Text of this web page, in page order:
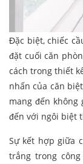
Đặc biệt, chiếc
đặt cuối căn
cách trong thiết
nhấn của căn
mang đến không
đến với ngôi biệt
Sự kết hợp giữa
trắng trong